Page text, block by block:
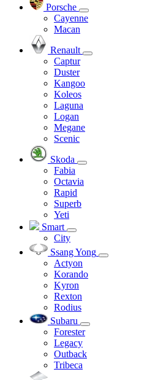
Porsche
Cayenne
Macan
Renault
Captur
Duster
Kangoo
Koleos
Laguna
Logan
Megane
Scenic
Skoda
Fabia
Octavia
Rapid
Superb
Yeti
Smart
City
Ssang Yong
Actyon
Korando
Kyron
Rexton
Rodius
Subaru
Forester
Legacy
Outback
Tribeca